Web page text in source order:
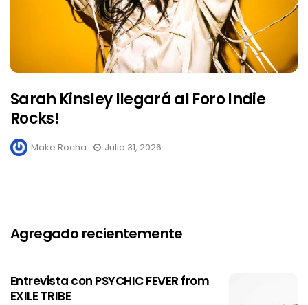
Sarah Kinsley llegará al Foro Indie
Rocks!
Make Rocha Julio 31, 2026
Agregado recientemente
Entrevista con PSYCHIC FEVER from
EXILE TRIBE